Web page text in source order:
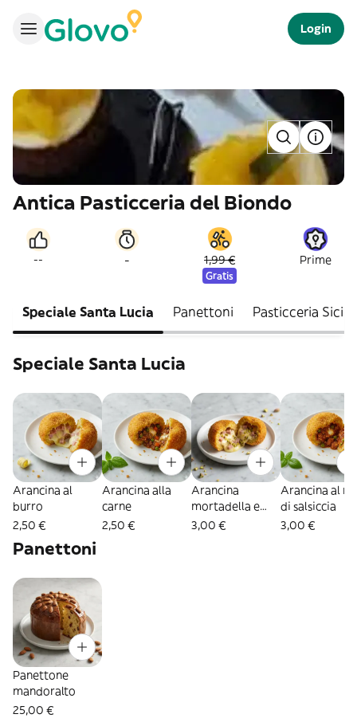
Login
Antica Pasticceria del Biondo
-- - 1,99 €
Gratis
Prime
Speciale Santa Lucia Panettoni Pasticceria
Speciale Santa Lucia
Arancina al
burro
2,50 €
Arancina alla
carne
2,50 €
Arancina
mortadella e
pistacchio
3,00 €
Arancina al
di salsiccia
3,00 €
Panettoni
Panettone
mandoralto
25,00 €